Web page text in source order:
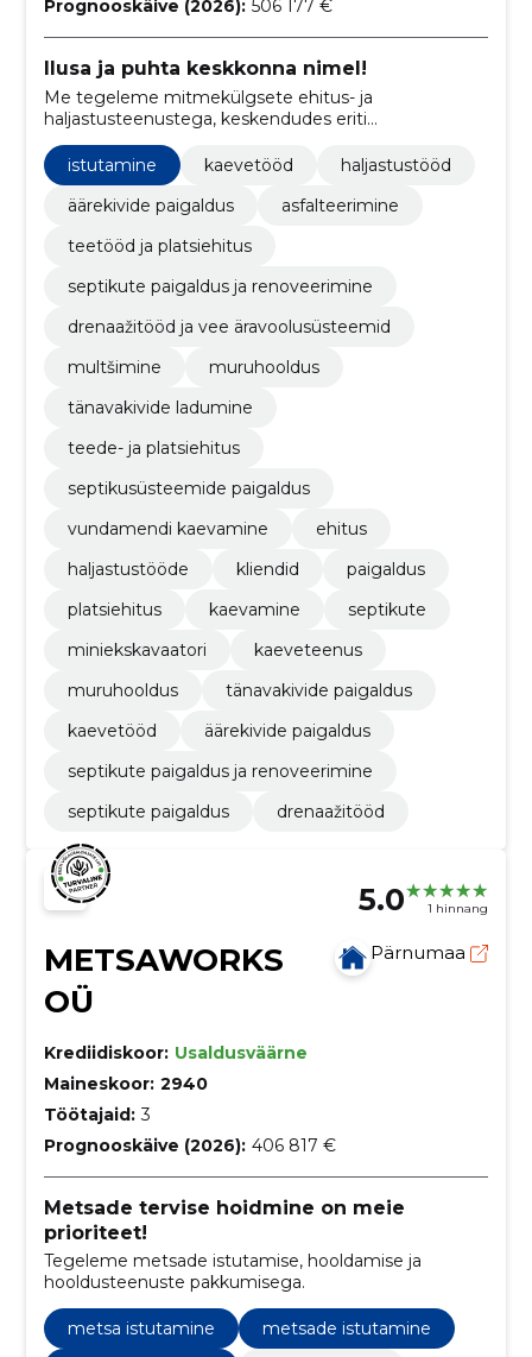
Prognooskäive (2026): 506 177 €
Ilusa ja puhta keskkonna nimel!
Me tegeleme mitmekülgsete ehitus- ja
haljastusteenustega, keskendudes eriti
platsiehitusele ning aedade hooldamisele.
istutamine kaevetööd
haljastustööd
äärekivide paigaldus
asfalteerimine
teetööd ja platsiehitus
septikute paigaldus ja renoveerimine
drenaažitööd ja vee äravoolusüsteemid
multšimine
muruhooldus
tänavakivide ladumine
teede- ja platsiehitus
septikusüsteemide paigaldus
vundamendi kaevamine
ehitus
haljastustööde
kliendid
paigaldus
platsiehitus
kaevamine
septikute
miniekskavaatori
kaeveteenus
muruhooldus
tänavakivide paigaldus
kaevetööd
äärekivide paigaldus
septikute paigaldus ja renoveerimine
septikute paigaldus
drenaažitööd
5.0 1 hinnang
METSAWORKS
OÜ
Pärnumaa
Krediidiskoor: Usaldusväärne
Maineskoor: 2940
Töötajaid: 3
Prognooskäive (2026): 406 817 €
Metsade tervise hoidmine on meie
prioriteet!
Tegeleme metsade istutamise, hooldamise ja
hooldusteenuste pakkumisega.
metsa istutamine
metsade istutamine